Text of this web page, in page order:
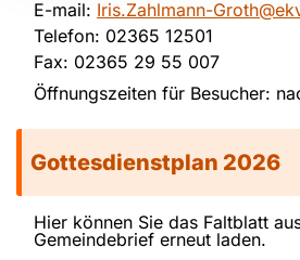
E-mail: Iris.Zahlmann-
Telefon: 02365 12501
Fax: 02365 29 55 007
Öffnungszeiten für Besucher:
Gottesdienstplan 2026
Hier können Sie das Faltblatt
Gemeindebrief erneut laden.